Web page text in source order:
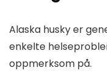
Alaska husky er
enkelte
oppmerksom på.